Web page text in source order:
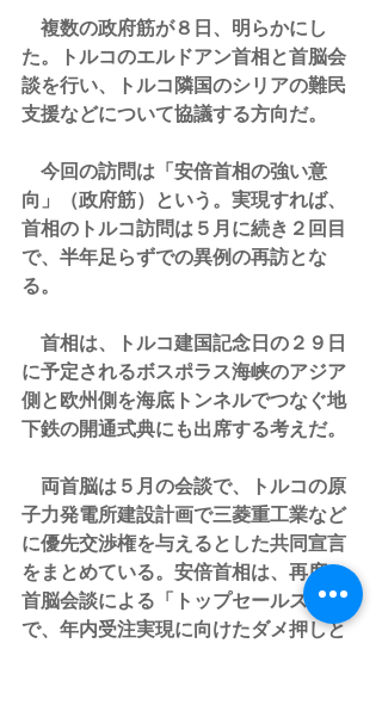
複数の政府筋が８日、明らかにし
た。トルコのエルドアン首相と首脳会
談を行い、トルコ隣国のシリアの難民
支援などについて協議する方向だ。
今回の訪問は「安倍首相の強い意
向」（政府筋）という。実現すれば、
首相のトルコ訪問は５月に続き２回目
で、半年足らずでの異例の再訪とな
る。
首相は、トルコ建国記念日の２９日
に予定されるボスポラス海峡のアジア
側と欧州側を海底トンネルでつなぐ地
下鉄の開通式典にも出席する考えだ。
両首脳は５月の会談で、トルコの原
子力発電所建設計画で三菱重工業など
に優先交渉権を与えるとした共同宣言
をまとめている。安倍首相は、再度の
首脳会談による「トップセールス」
で、年内受注実現に向けたダメ押しと